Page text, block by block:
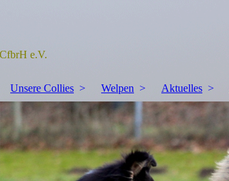
e.V.
Unsere Collies Welpen Aktuelles